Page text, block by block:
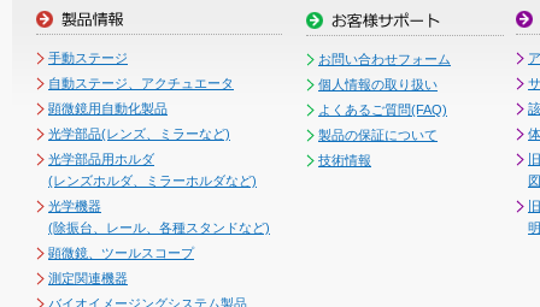
手動ステージ
自動ステージ、アクチュエータ
顕微鏡用自動化製品
光学部品(レンズ、ミラーなど)
光学部品用ホルダ
(レンズホルダ、ミラーホルダなど)
光学機器
(除振台、レール、各種スタンドなど)
顕微鏡、ツールスコープ
測定関連機器
バイオイメージングシステム製品
お問い合わせフォーム
個人情報の取り扱い
よくあるご質問(FAQ)
製品の保証について
技術情報